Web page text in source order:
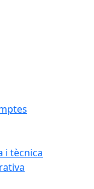
i tècnica